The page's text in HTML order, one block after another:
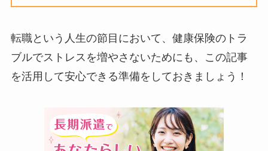
転職という人生の節目において、健康保険のトラ
ブルでストレスを増やさないためにも、この記事
を活用して安心できる準備をしておきましょう！